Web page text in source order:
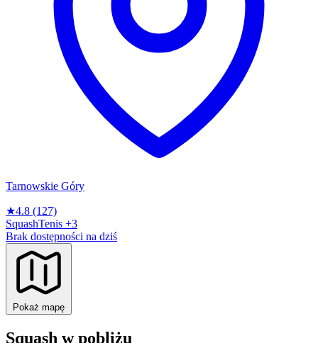
Tarnowskie Góry
★4.8 (127)
SquashTenis +3
Brak dostępności na dziś
Pokaż mapę
Squash w pobliżu